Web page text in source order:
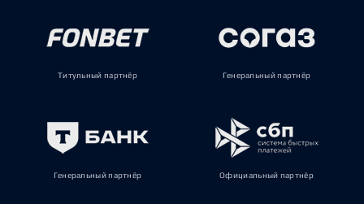
Титульный партнёр Генеральный партнёр
Генеральный партнёр Официальный партнёр